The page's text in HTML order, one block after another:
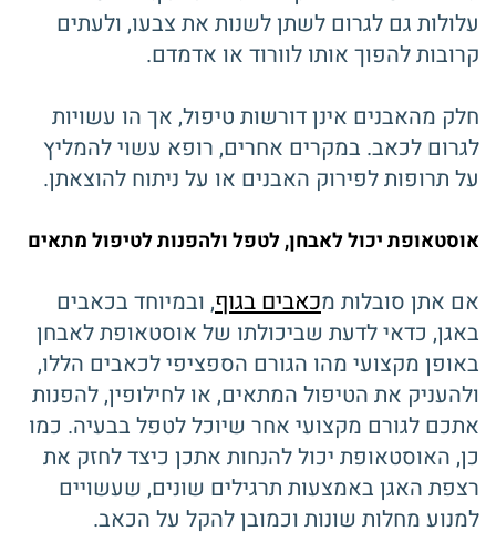
עלולות גם לגרום לשתן לשנות את צבעו, ולעתים
קרובות להפוך אותו לוורוד או אדמדם.
חלק מהאבנים אינן דורשות טיפול, אך הו עשויות
לגרום לכאב. במקרים אחרים, רופא עשוי להמליץ ​​
על תרופות לפירוק האבנים או על ניתוח להוצאתן.
אוסטאופת יכול לאבחן, לטפל ולהפנות לטיפול מתאים
אם אתן סובלות מכאבים בגוף, ובמיוחד בכאבים
באגן, כדאי לדעת שביכולתו של אוסטאופת לאבחן
באופן מקצועי מהו הגורם הספציפי לכאבים הללו,
ולהעניק את הטיפול המתאים, או לחילופין, להפנות
אתכם לגורם מקצועי אחר שיוכל לטפל בבעיה. כמו
כן, האוסטאופת יכול להנחות אתכן כיצד לחזק את
רצפת האגן באמצעות תרגילים שונים, שעשויים
למנוע מחלות שונות וכמובן להקל על הכאב.